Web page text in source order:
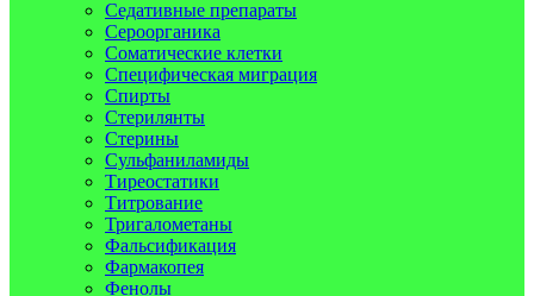
Седативные препараты
Сероорганика
Соматические клетки
Специфическая миграция
Спирты
Стерилянты
Стерины
Сульфаниламиды
Тиреостатики
Титрование
Тригалометаны
Фальсификация
Фармакопея
Фенолы